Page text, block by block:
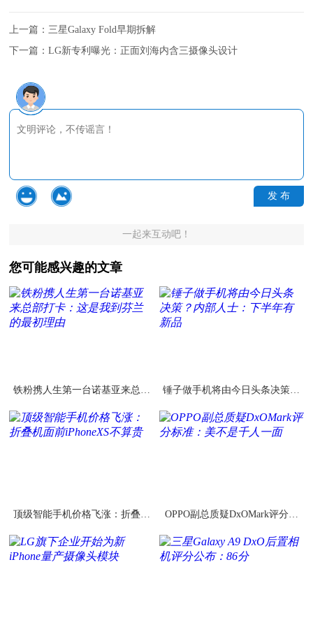
上一篇：三星Galaxy Fold早期拆解
下一篇：LG新专利曝光：正面刘海内含三摄像头设计
发 布
一起来互动吧！
您可能感兴趣的文章
铁粉携人生第一台诺基亚来总部
锤子做手机将由今日头条决策？
顶级智能手机价格飞涨：折叠机
OPPO副总质疑DxOMark评分标